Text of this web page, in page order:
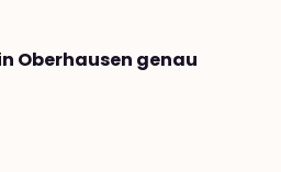
Oberhausen genau